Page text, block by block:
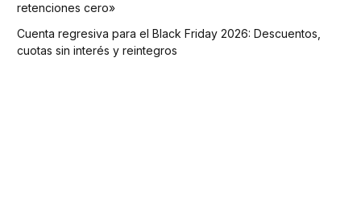
retenciones cero»
Cuenta regresiva para el Black Friday 2026: Descuentos,
cuotas sin interés y reintegros